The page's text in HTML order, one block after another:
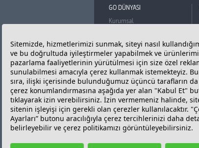
GO DÜNYASI
Kurumsal
Mutlu Müşteri
Sürdürülebilirlik Politikamız
Vizyon
Misyon
Ortak Değerler
BADO
Basın Odası
Reklam Filmi
Bilgi Toplumu Hizmetleri
Kişisel Verilerin Korunması
Çerez Politikası ve Çerez